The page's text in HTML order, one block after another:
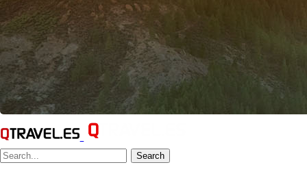
Search